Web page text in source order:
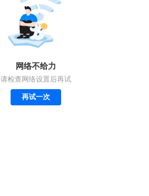
网络不给力
请检查网络设置后再试
再试一次